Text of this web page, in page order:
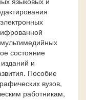
состояние
и
Пособие
вузов,
работникам,